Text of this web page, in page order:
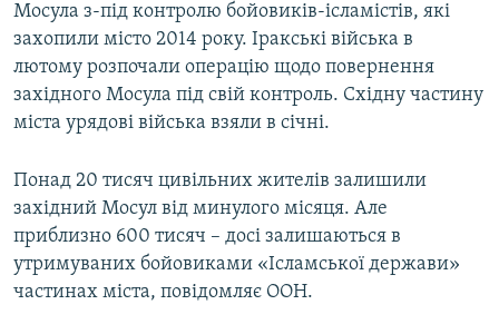
Мосула з-під контролю бойовиків-ісламістів, які
захопили місто 2014 року. Іракські війська в
лютому розпочали операцію щодо повернення
західного Мосула під свій контроль. Східну частину
міста урядові війська взяли в січні.
Понад 20 тисяч цивільних жителів залишили
західний Мосул від минулого місяця. Але
приблизно 600 тисяч – досі залишаються в
утримуваних бойовиками «Ісламської держави»
частинах міста, повідомляє ООН.